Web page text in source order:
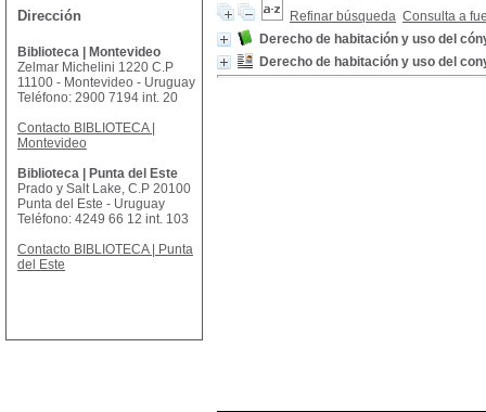
Refinar búsqueda Consulta a
Derecho de habitación y uso del
Derecho de habitación y uso del
Dirección
Biblioteca | Montevideo
Zelmar Michelini 1220 C.P
11100 - Montevideo - Uruguay
Teléfono: 2900 7194 int. 20
Contacto BIBLIOTECA |
Montevideo
Biblioteca | Punta del Este
Prado y Salt Lake, C.P 20100
Punta del Este - Uruguay
Teléfono: 4249 66 12 int. 103
Contacto BIBLIOTECA | Punta
del Este